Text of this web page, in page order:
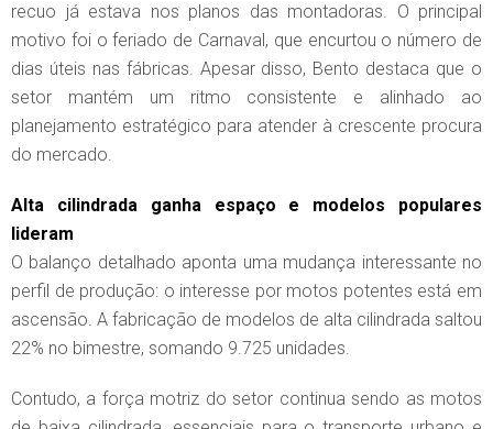
recuo já estava nos planos das montadoras. O principal
motivo foi o feriado de Carnaval, que encurtou o número de
dias úteis nas fábricas. Apesar disso, Bento destaca que o
setor mantém um ritmo consistente e alinhado ao
planejamento estratégico para atender à crescente procura
do mercado.
Alta cilindrada ganha espaço e modelos populares
lideram
O balanço detalhado aponta uma mudança interessante no
perfil de produção: o interesse por motos potentes está em
ascensão. A fabricação de modelos de alta cilindrada saltou
22% no bimestre, somando 9.725 unidades.
Contudo, a força motriz do setor continua sendo as motos